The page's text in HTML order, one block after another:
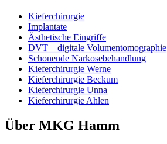
Kieferchirurgie
Implantate
Ästhetische Eingriffe
DVT – digitale Volumentomographie
Schonende Narkosebehandlung
Kieferchirurgie Werne
Kieferchirurgie Beckum
Kieferchirurgie Unna
Kieferchirurgie Ahlen
Über MKG Hamm